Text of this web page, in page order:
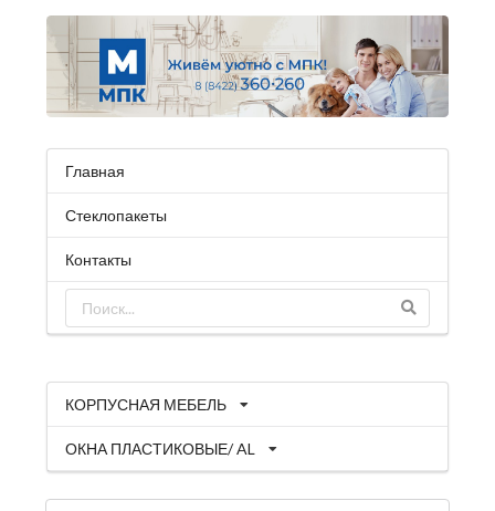
Главная
Стеклопакеты
Контакты
КОРПУСНАЯ МЕБЕЛЬ
ОКНА ПЛАСТИКОВЫЕ/ AL